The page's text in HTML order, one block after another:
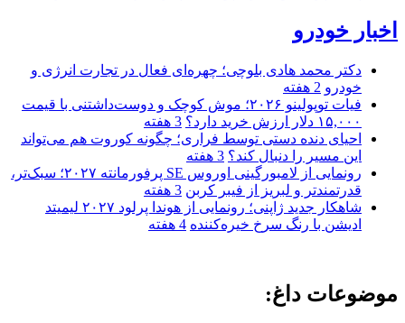
اخبار خودرو
دکتر محمد هادی بلوچی؛ چهره‌ای فعال در تجارت انرژی و
خودرو 2 هفته
فیات توپولینو ۲۰۲۶؛ موش کوچک و دوست‌داشتنی با قیمت
۱۵,۰۰۰ دلار ارزش خرید دارد؟
3 هفته
احیای دنده دستی توسط فراری؛ چگونه کوروت هم می‌تواند
این مسیر را دنبال کند؟ 3 هفته
رونمایی از لامبورگینی اوروس SE پرفورمانته ۲۰۲۷؛ سبک‌تر،
قدرتمندتر و لبریز از فیبر کربن 3 هفته
شاهکار جدید ژاپنی؛ رونمایی از هوندا پرلود ۲۰۲۷ لیمیتد
ادیشن با رنگ سرخ خیره‌کننده 4 هفته
موضوعات داغ: